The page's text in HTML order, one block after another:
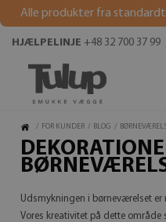
Alle produkter fra
HJÆLPELINJE +48 32 700 37 99
/ FOR KUNDER / BLOG /
Udsmykningen i børneværelset
Vores kreativitet på dette område